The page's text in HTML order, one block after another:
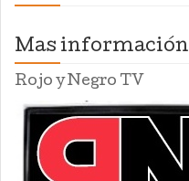
Mas información
Rojo y Negro TV